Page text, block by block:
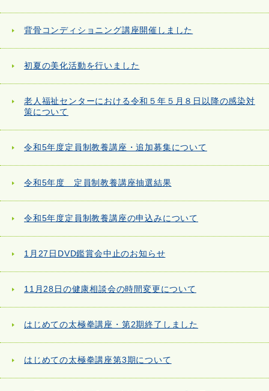
背骨コンディショニング講座開催しました
初夏の美化活動を行いました
老人福祉センターにおける令和５年５月８日以降の感染対
策について
令和5年度定員制教養講座・追加募集について
令和5年度 定員制教養講座抽選結果
令和5年度定員制教養講座の申込みについて
1月27日DVD鑑賞会中止のお知らせ
11月28日の健康相談会の時間変更について
はじめての太極拳講座・第2期終了しました
はじめての太極拳講座第3期について